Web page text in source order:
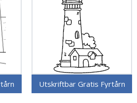
Utskriftbar Gratis Fyrtårn